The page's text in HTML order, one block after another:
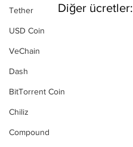
Tether
USD Coin
VeChain
Dash
BitTorrent Coin
Chiliz
Compound
Diğer ücretler: